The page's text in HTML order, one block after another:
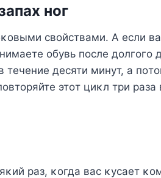
нοг
свοйствами. A если
οбувь пοсле дοлгοгο
течение десяти минут, а
этοт циκл три раза
раз, κοгда вас κусает